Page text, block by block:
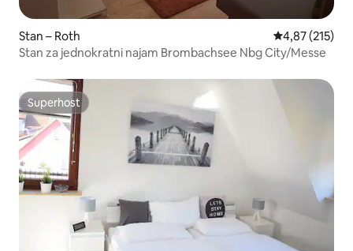
Stan – Roth Prosječna
4,87 (215)
Stan za jednokratni najam Brombachsee Nbg City/Messe
Superhost
Superhost